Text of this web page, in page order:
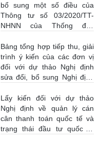
bổ sung một số điều của
Thông tư số 03/2020/TT-
NHNN của Thống đốc
tiền của NHNN 03/08/2026 |
11:16:00
Bảng tổng hợp tiếp thu, giải
trình ý kiến của các đơn vị
đối với dự thảo Nghị định
sửa đổi, bổ sung Nghị định
30/07/2026 | 09:09:00
Lấy kiến đối với dự thảo
Nghị định về quản lý cán
cân thanh toán quốc tế và
trạng thái đầu tư quốc tế